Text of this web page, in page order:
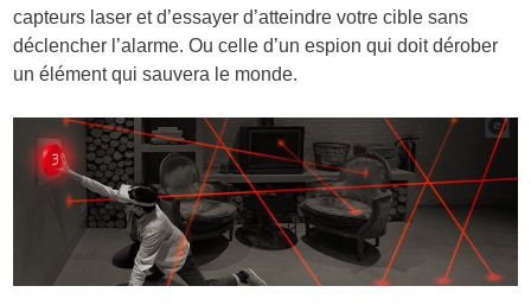
capteurs laser et d’essayer d’atteindre votre cible sans
déclencher l’alarme. Ou celle d’un espion qui doit dérober
un élément qui sauvera le monde.